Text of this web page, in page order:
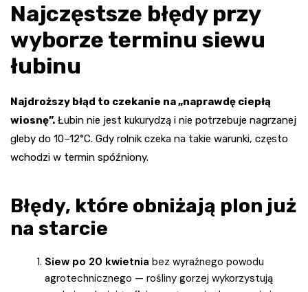
Najczęstsze błędy przy
wyborze terminu siewu
łubinu
Najdroższy błąd to czekanie na „naprawdę ciepłą
wiosnę”. Łubin nie jest kukurydzą i nie potrzebuje nagrzanej
gleby do 10–12°C. Gdy rolnik czeka na takie warunki, często
wchodzi w termin spóźniony.
Błędy, które obniżają plon już
na starcie
Siew po 20 kwietnia bez wyraźnego powodu
agrotechnicznego — rośliny gorzej wykorzystują